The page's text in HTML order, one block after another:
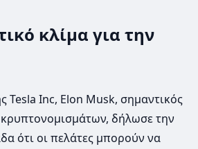
κλίμα για την
Tesla Inc, Elon Musk, σημαντικός
δήλωσε την
ότι οι πελάτες μπορούν να